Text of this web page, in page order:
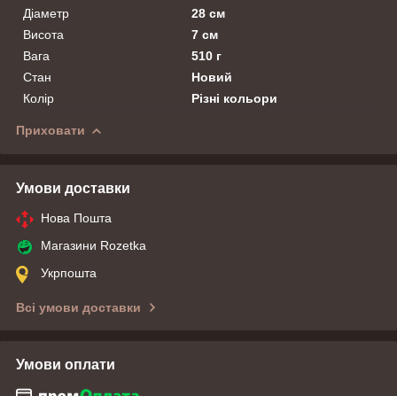
Діаметр
28 см
Висота
7 см
Вага
510 г
Стан
Новий
Колір
Різні кольори
Приховати
Умови доставки
Нова Пошта
Магазини Rozetka
Укрпошта
Всі умови доставки
Умови оплати